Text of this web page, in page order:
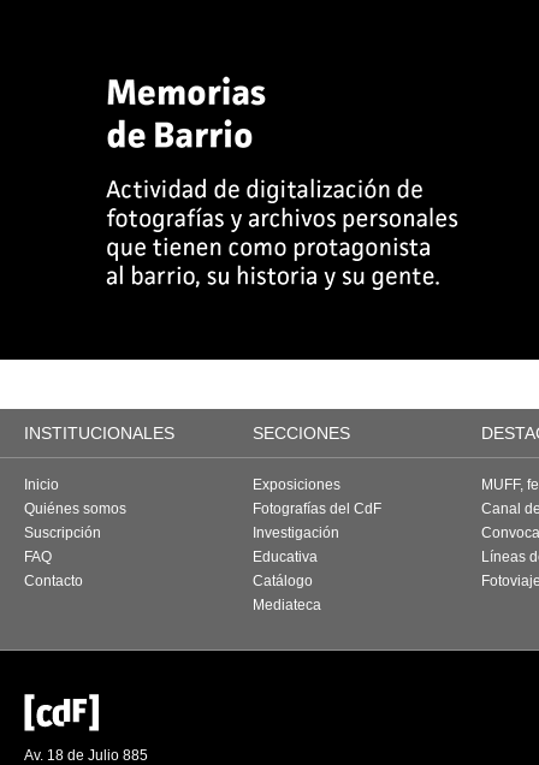
INSTITUCIONALES SECCIONES
Inicio
Quiénes somos
Suscripción
FAQ
Contacto
Exposiciones
Fotografías del CdF
Investigación
Educativa
Catálogo
Mediateca
MUFF,
Canal
Líneas
Av. 18 de Julio 885